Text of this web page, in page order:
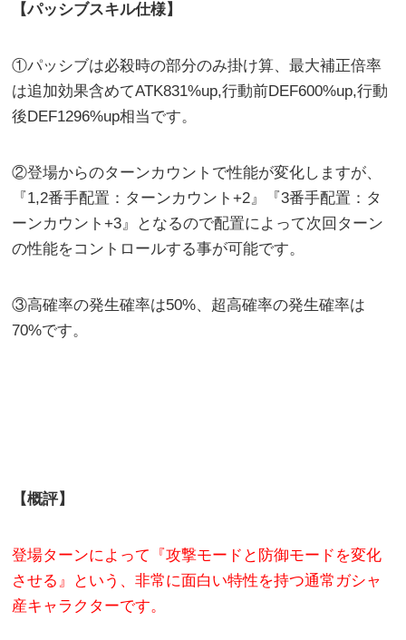
【パッシブスキル仕様】
①パッシブは必殺時の部分のみ掛け算、最大補正倍率
は追加効果含めてATK831%up,行動前DEF600%up,行動
後DEF1296%up相当です。
②登場からのターンカウントで性能が変化しますが、
『1,2番手配置：ターンカウント+2』『3番手配置：タ
ーンカウント+3』となるので配置によって次回ターン
の性能をコントロールする事が可能です。
③高確率の発生確率は50%、超高確率の発生確率は
70%です。
【概評】
登場ターンによって『攻撃モードと防御モードを変化
させる』という、非常に面白い特性を持つ通常ガシャ
産キャラクターです。